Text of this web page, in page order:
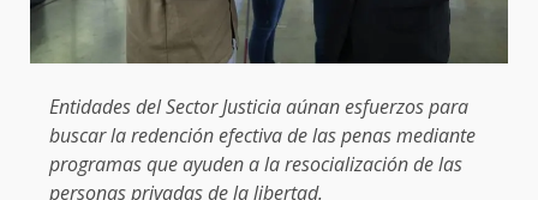
Entidades del Sector Justicia aúnan esfuerzos para
buscar la redención efectiva de las penas mediante
programas que ayuden a la resocialización de las
personas privadas de la libertad.